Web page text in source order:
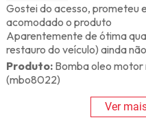
Gostei do acesso, prometeu
acomodado o produto
Aparentemente de ótima
restauro do veículo) ainda
Produto:Bomba oleo motor
(mbo8022)
Ver